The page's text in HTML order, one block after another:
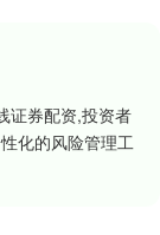
证券配资,投资者
化的风险管理工